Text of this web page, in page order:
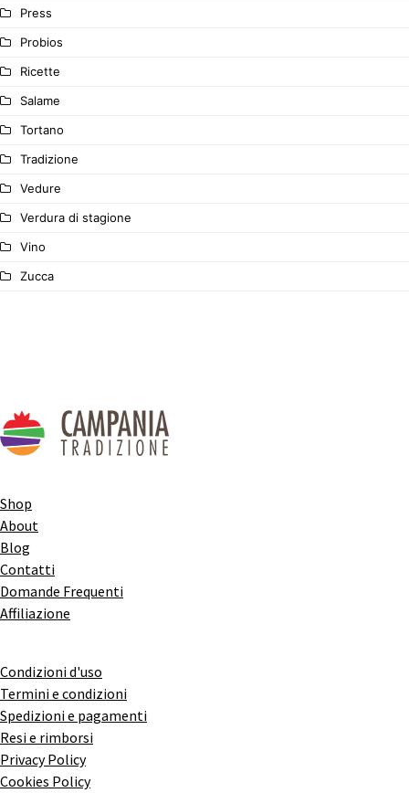
Press
Probios
Ricette
Salame
Tortano
Tradizione
Vedure
Verdura di stagione
Vino
Zucca
Shop
About
Blog
Contatti
Domande Frequenti
Affiliazione
Condizioni d'uso
Termini e condizioni
Spedizioni e pagamenti
Resi e rimborsi
Privacy Policy
Cookies Policy